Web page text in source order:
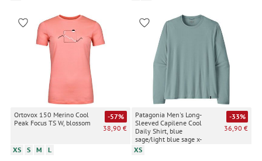
Ortovox 150 Merino Cool
Peak Focus TS W, blossom
-57%
38,90 €
XS S M L
Patagonia Men's Long-
Sleeved Capilene Cool
Daily Shirt, blue
sage/light blue sage x-
dye
-33%
36,90 €
XS